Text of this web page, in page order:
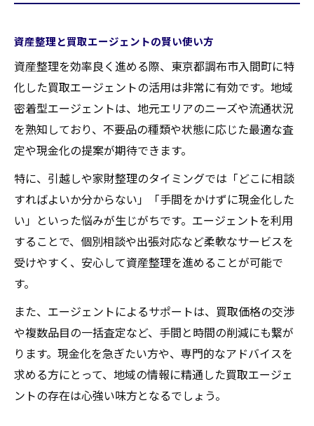
資産整理と買取エージェントの賢い使い方
資産整理を効率良く進める際、東京都調布市入間町に特
化した買取エージェントの活用は非常に有効です。地域
密着型エージェントは、地元エリアのニーズや流通状況
を熟知しており、不要品の種類や状態に応じた最適な査
定や現金化の提案が期待できます。
特に、引越しや家財整理のタイミングでは「どこに相談
すればよいか分からない」「手間をかけずに現金化した
い」といった悩みが生じがちです。エージェントを利用
することで、個別相談や出張対応など柔軟なサービスを
受けやすく、安心して資産整理を進めることが可能で
す。
また、エージェントによるサポートは、買取価格の交渉
や複数品目の一括査定など、手間と時間の削減にも繋が
ります。現金化を急ぎたい方や、専門的なアドバイスを
求める方にとって、地域の情報に精通した買取エージェ
ントの存在は心強い味方となるでしょう。